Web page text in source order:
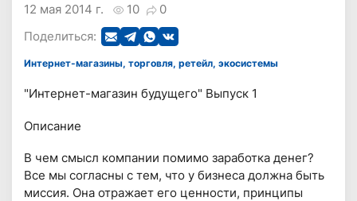
10 0
12 мая 2014 г.
Поделиться:
Интернет-магазины, торговля, ретейл, экосистемы
"Интернет-магазин будущего" Выпуск 1
Описание
В чем смысл компании помимо заработка денег?
Все мы согласны с тем, что у бизнеса должна быть
миссия. Она отражает его ценности, принципы